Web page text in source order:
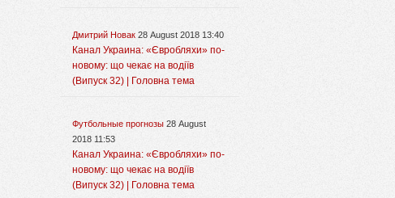
Дмитрий Новак 28 August 2018 13:40
Канал Украина: «Євробляхи» по-
новому: що чекає на водіїв
(Випуск 32) | Головна тема
Футбольные прогнозы 28 August
2018 11:53
Канал Украина: «Євробляхи» по-
новому: що чекає на водіїв
(Випуск 32) | Головна тема